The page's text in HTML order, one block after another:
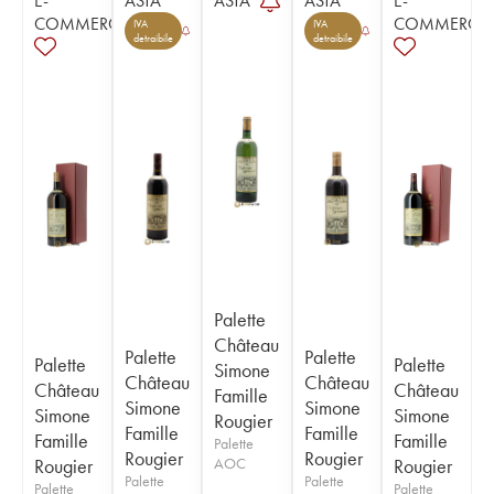
COMMERCE
Palette
Château
Simone
Famille
Rougier
Palette
IVA
detraibile
Palette
Château
Simone
Famille
Rougier
Palette
Palette
Château
Simone
Famille
Rougier
Palette
AOC
IVA
detraibile
Palette
Château
Simone
Famille
Rougier
Palette
COMMERCE
Palette
Château
Simone
Famille
Rougier
Palette